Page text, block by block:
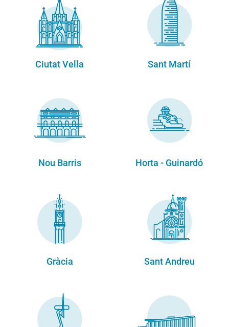
Ciutat Vella Sant Martí
Nou Barris Horta - Guinardó
Gràcia Sant Andreu